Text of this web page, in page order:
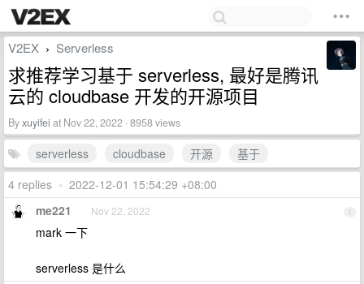
V2EX › Serverless
求推荐学习基于 serverless, 最好是腾讯
云的 cloudbase 开发的开源项目
Byxuyifei at Nov 22, 2022 · 8958 views
serverless cloudbase 开源
基于
4 replies • 2022-12-01 15:54:29 +08:00
1
me221 Nov 22, 2022
mark 一下
serverless 是什么